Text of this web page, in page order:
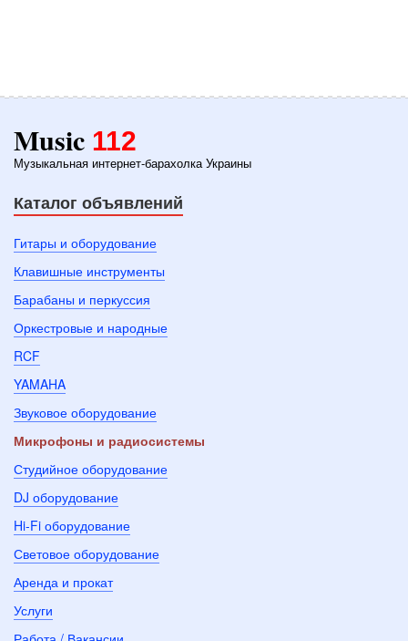
Music 112
Музыкальная интернет-барахолка Украины
Каталог объявлений
Гитары и оборудование
Клавишные инструменты
Барабаны и перкуссия
Оркестровые и народные
RCF
YAMAHA
Звуковое оборудование
Микрофоны и радиосистемы
Студийное оборудование
DJ оборудование
Hi-Fi оборудование
Световое оборудование
Аренда и прокат
Услуги